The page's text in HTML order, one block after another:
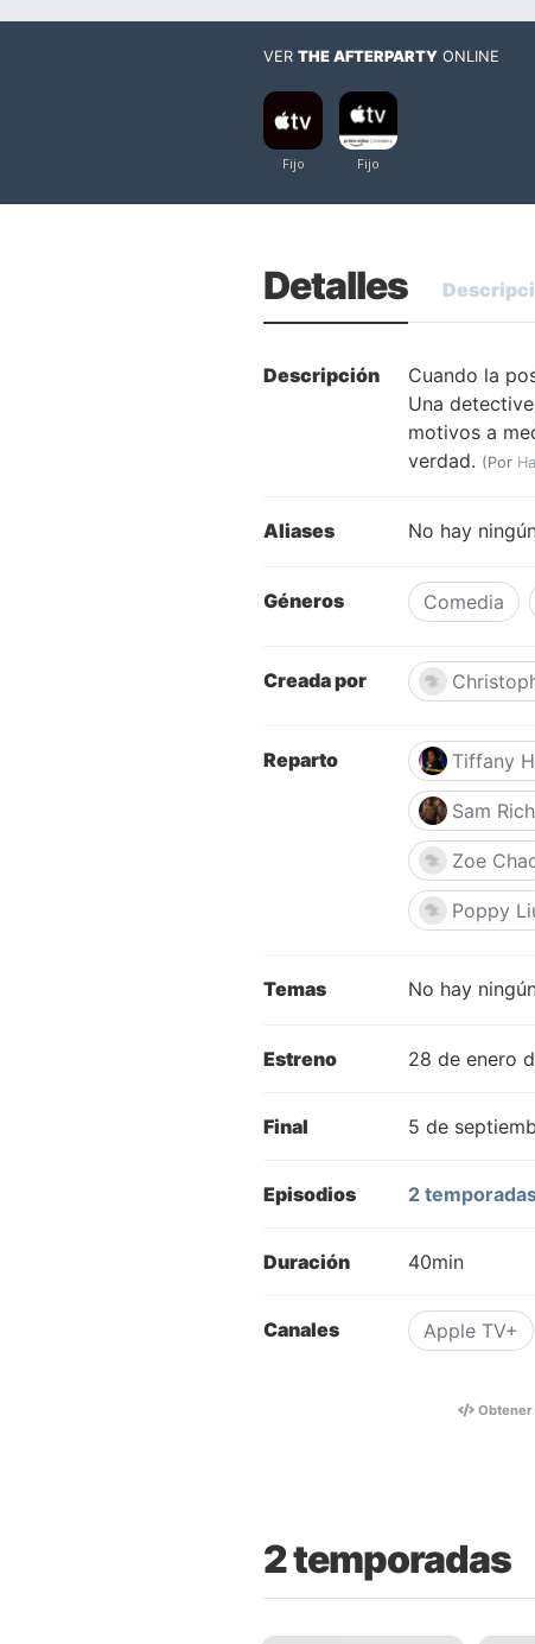
VER THE AFTERPARTY ONLINE
Detalles
Descripción
Cuando la
Una
motivos a
verdad. (Por
Aliases No hay
Géneros Comedia
Creada por
Reparto Tiffany
Sam
Zoe
Poppy
Temas No hay
Estreno 28 de enero
Final 5 de
Episodios 2
Duración 40min
Canales Apple TV+
Obtener
2 temporadas